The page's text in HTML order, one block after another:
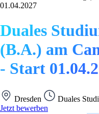
01.04.2027
Duales
(B.A.) am
- Start
Dresden Duales
Jetzt bewerben